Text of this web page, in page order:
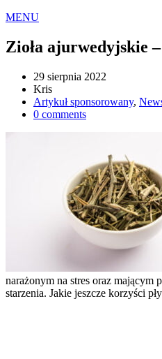
MENU
Zioła ajurwedyjskie
29 sierpnia 2022
Kris
Artykuł sponsorowany,
0 comments
narażonym na stres oraz mającym
starzenia. Jakie jeszcze korzyści